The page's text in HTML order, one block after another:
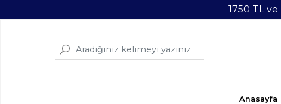
1750 TL
Anasayfa